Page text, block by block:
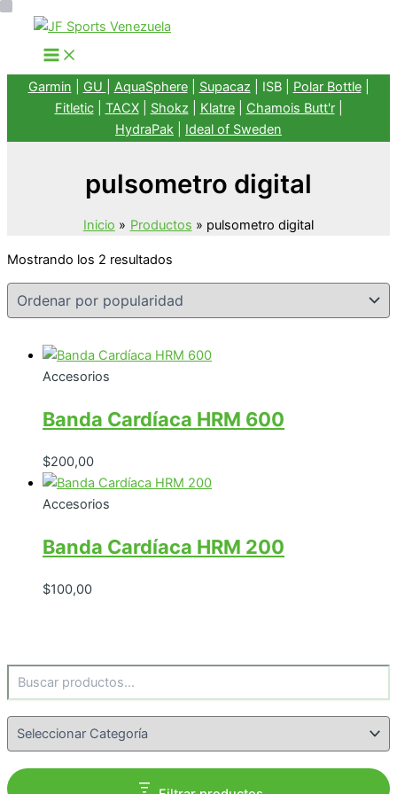
Ir
contenido
Garmin
GU AquaSphere| Supacaz | ISB | Polar Bottle|
Fitletic| TACX| Shokz Klatre| Chamois Butt'r|
HydraPak
Ideal of Sweden
pulsometro digital
Inicio Productos pulsometro digital
Categorías del producto
Mostrando los 2 resultados
por
popularidad
Accesorios
Banda Cardíaca HRM 600
$200,00
Accesorios
Banda Cardíaca HRM 200
$100,00